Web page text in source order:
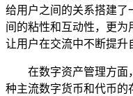
给用户之间的关系搭建了
间的粘性和互动性，更为
让用户在交流中不断提升
在数字资产管理方面
种主流数字货币和代币的